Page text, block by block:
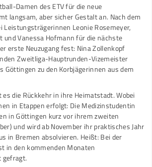
Damen des ETV für die neue
langsam, aber sicher Gestalt an. Nach dem
Leistungsträgerinnen Leonie Rosemeyer,
und Vanessa Hofmann für die nächste
erste Neuzugang fest: Nina Zollenkopf
Zweitliga-Hauptrunden-Vizemeister
Göttingen zu den Korbjägerinnen aus dem
es die Rückkehr in ihre Heimatstadt. Wobei
in Etappen erfolgt: Die Medizinstudentin
in Göttingen kurz vor ihrem zweiten
und wird ab November ihr praktisches Jahr
in Bremen absolvieren. Heißt: Bei der
in den kommenden Monaten
gefragt.